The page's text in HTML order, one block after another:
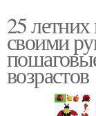
25
своими
возрастов